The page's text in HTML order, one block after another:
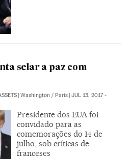
selar a paz com
| Washington / Paris | JUL 13, 2017 -
Presidente dos EUA foi
convidado para as
comemorações do 14 de
julho, sob críticas de
franceses